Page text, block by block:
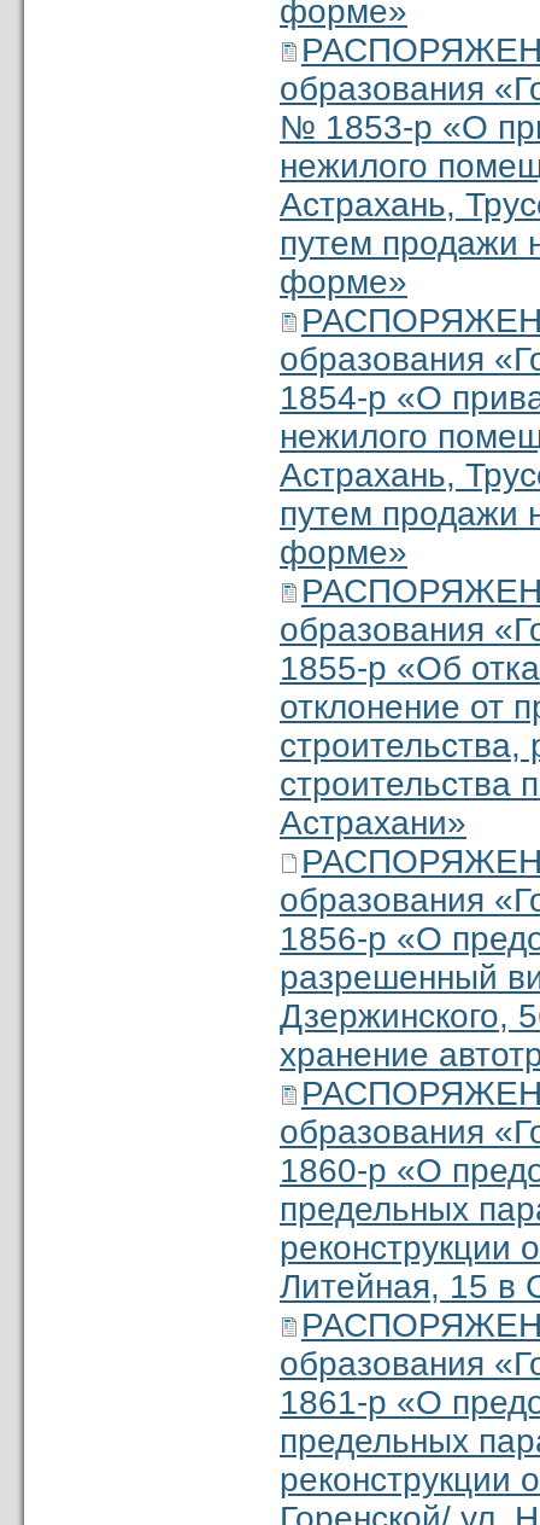
форме»
образования
№ 1853-р «О
нежилого
Астрахань,
путем продажи
форме»
образования
1854-р «О
нежилого
Астрахань,
путем продажи
форме»
образования
1855-р «Об
отклонение от
строительства,
строительства
Астрахани»
образования
1856-р «О
разрешенный
Дзержинского,
хранение
образования
1860-р «О
предельных
реконструкции
Литейная, 15 в
образования
1861-р «О
предельных
реконструкции